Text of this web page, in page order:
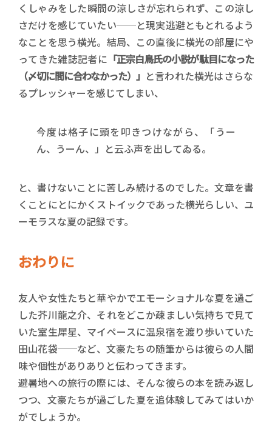
くしゃみをした瞬間の涼しさが忘れられず、この涼し
さだけを感じていたい──と現実逃避ともとれるよう
なことを思う横光。結局、この直後に横光の部屋にや
ってきた雑誌記者に 「正宗白鳥氏の小説が駄目になった
（〆切に間に合わなかった）」 と言われた横光はさらな
るプレッシャーを感じてしまい、
今度は格子に頭を叩きつけながら、「うー
ん、うーん、」と云ふ声を出してゐる。
と、書けないことに苦しみ続けるのでした。文章を書
くことにとにかくストイックであった横光らしい、ユ
ーモラスな夏の記録です。
おわりに
友人や女性たちと華やかでエモーショナルな夏を過ご
した芥川龍之介、それをどこか疎ましい気持ちで見て
いた室生犀星、マイペースに温泉宿を渡り歩いていた
田山花袋──など、文豪たちの随筆からは彼らの人間
味や個性がありありと伝わってきます。
避暑地への旅行の際には、そんな彼らの本を読み返し
つつ、文豪たちが過ごした夏を追体験してみてはいか
がでしょうか。